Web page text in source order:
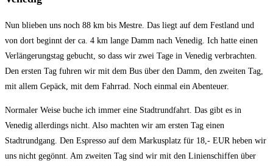
Nun blieben uns noch 88 km bis Mestre. Das liegt auf dem Festland und
von dort beginnt der ca. 4 km lange Damm nach Venedig. Ich hatte einen
Verlängerungstag gebucht, so dass wir zwei Tage in Venedig verbrachten.
Den ersten Tag fuhren wir mit dem Bus über den Damm, den zweiten Tag,
mit allem Gepäck, mit dem Fahrrad. Noch einmal ein Abenteuer.
Normaler Weise buche ich immer eine Stadtrundfahrt. Das gibt es in
Venedig allerdings nicht. Also machten wir am ersten Tag einen
Stadtrundgang. Den Espresso auf dem Markusplatz für 18,- EUR heben wir
uns nicht gegönnt. Am zweiten Tag sind wir mit den Linienschiffen über